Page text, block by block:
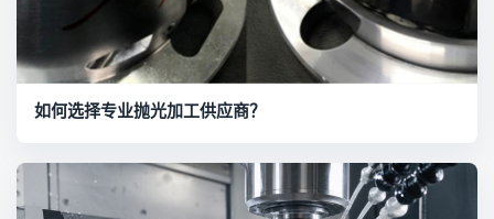
如何选择专业抛光加工供应商？